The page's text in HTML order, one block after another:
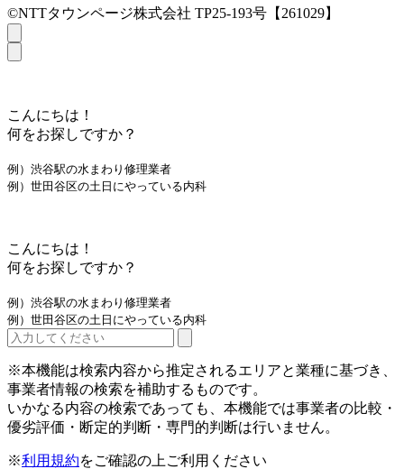
©NTTタウンページ株式会社 TP25-193号【261029】
こんにちは！
何をお探しですか？
例）渋谷駅の水まわり修理業者
例）世田谷区の土日にやっている内科
こんにちは！
何をお探しですか？
例）渋谷駅の水まわり修理業者
例）世田谷区の土日にやっている内科
※本機能は検索内容から推定されるエリアと業種に基づき、
事業者情報の検索を補助するものです。
いかなる内容の検索であっても、本機能では事業者の比較・
優劣評価・断定的判断・専門的判断は行いません。
※利用規約をご確認の上ご利用ください